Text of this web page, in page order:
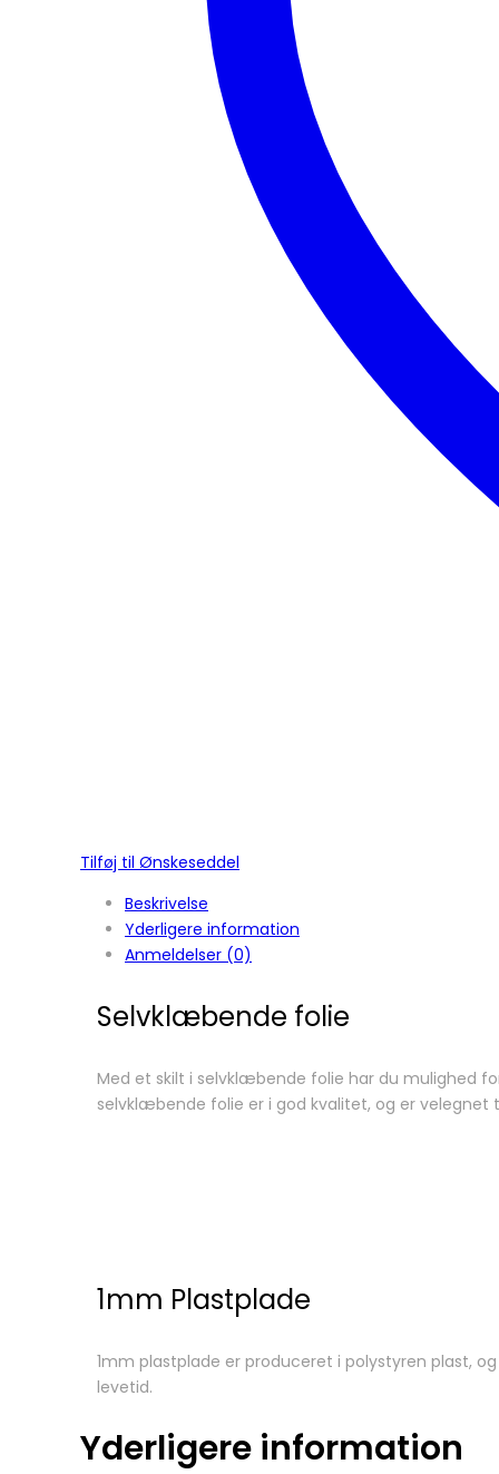
Tilføj til Ønskeseddel
Beskrivelse
Yderligere information
Anmeldelser (0)
Selvklæbende folie
Med et skilt i selvklæbende folie har du mulighed
selvklæbende folie er i god kvalitet, og er velegnet
1mm Plastplade
1mm plastplade er produceret i polystyren plast,
levetid.
Yderligere information